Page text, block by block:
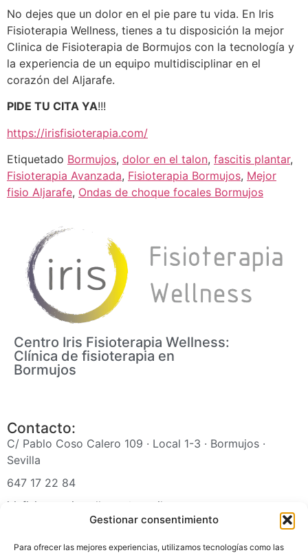
Gestionar consentimiento
Para ofrecer las mejores experiencias, utilizamos tecnologías como las
No dejes que un dolor en el pie pare tu vida. En Iris
Fisioterapia Wellness, tienes a tu disposición la mejor
Clinica de Fisioterapia de Bormujos con la tecnología y
la experiencia de un equipo multidisciplinar en el
corazón del Aljarafe.
PIDE TU CITA YA!!!
https://irisfisioterapia.com/
Etiquetado Bormujos, dolor en el talon, fascitis plantar,
Fisioterapia Avanzada, Fisioterapia Bormujos, Mejor
fisio Aljarafe, Ondas de choque focales Bormujos
Centro Iris Fisioterapia Wellness:
Clínica de fisioterapia en
Bormujos
Contacto:
C/ Pablo Coso Calero 109 · Local 1-3 · Bormujos ·
Sevilla
647 17 22 84
irisfisioterapiawellness@gmail.com